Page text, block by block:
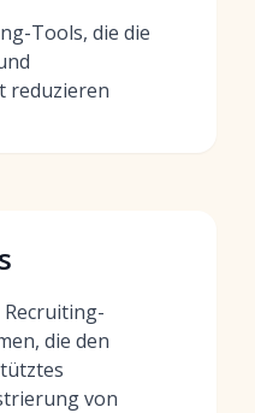
Tools, die die
reduzieren
die den
von